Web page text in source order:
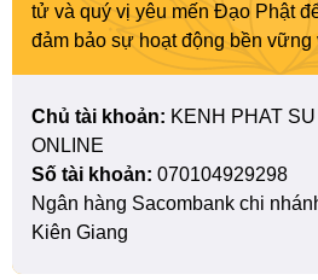
tử và quý vị yêu mến Đạo Phật
đảm bảo sự hoạt động bền vững
Chủ tài khoản: KENH PHAT SU
ONLINE
Số tài khoản: 070104929298
Ngân hàng Sacombank chi
Kiên Giang